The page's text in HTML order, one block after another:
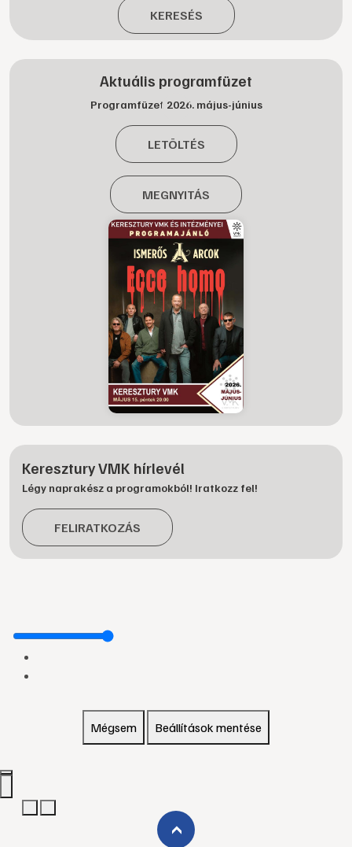
KERESÉS
Aktuális programfüzet
Programfüzet 2026. május-június
LETÖLTÉS
MEGNYITÁS
Keresztury VMK hírlevél
Légy naprakész a programokból! Iratkozz fel!
FELIRATKOZÁS
Mégsem Beállítások mentése
›